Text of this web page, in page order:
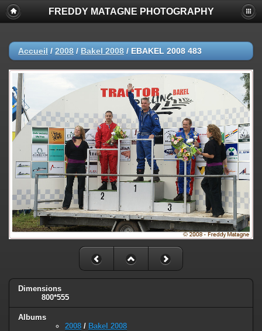
FREDDY MATAGNE PHOTOGRAPHY
Accueil / 2008 / Bakel 2008 / EBAKEL 2008 483
Dimensions
800*555
Albums
2008 / Bakel 2008